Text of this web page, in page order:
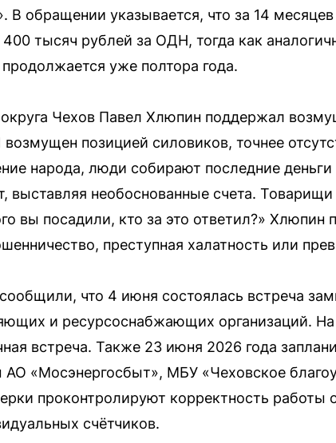
В обращении указывается, что за 14
тысяч рублей за ОДН, тогда как
уже полтора года.
Чехов Павел Хлюпин поддержал
позицией силовиков, точнее
народа, люди собирают последние
выставляя необоснованные счета.
вы посадили, кто за это ответил?» Хлюпин
преступная халатность или
что 4 июня состоялась встреча
и ресурсоснабжающих организаций.
встреча. Также 23 июня 2026 года
АО «Мосэнергосбыт», МБУ «Чеховское
проконтролируют корректность
счётчиков.